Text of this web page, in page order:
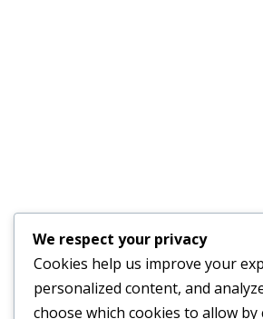
We respect your privacy
Cookies help us improve your
personalized content, and
choose which cookies to allow by